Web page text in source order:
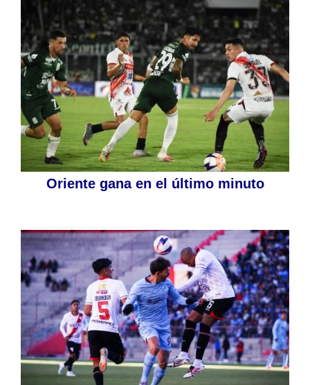
Oriente gana en el último minuto